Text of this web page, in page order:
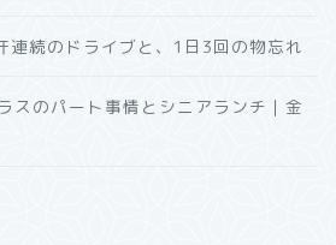
連続のドライブと、1日3回の物忘れ
スのパート事情とシニアランチ｜金